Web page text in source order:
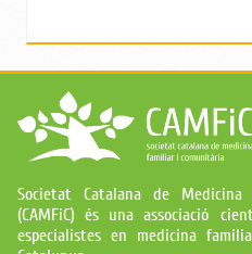
Societat Catalana de Medicina
(CAMFiC) és una associació
especialistes en medicina